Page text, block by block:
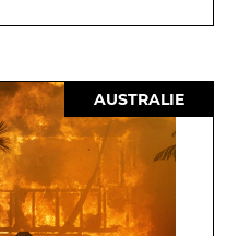
AUSTRALIE